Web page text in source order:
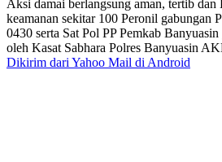
Aksi damai berlangsung aman, tertib dan
keamanan sekitar 100 Peronil gabungan
0430 serta Sat Pol PP Pemkab
oleh Kasat Sabhara Polres Banyuasin
Dikirim dari Yahoo Mail di Android